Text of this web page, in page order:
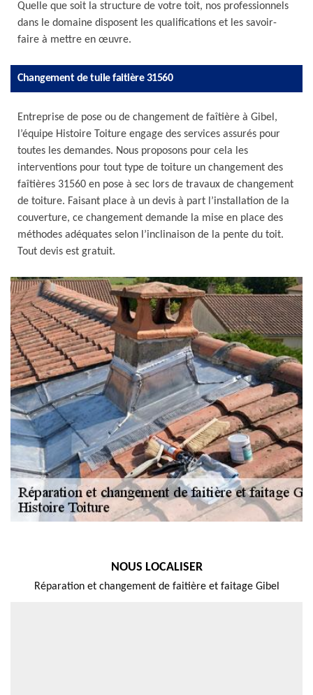
Quelle que soit la structure de votre toit, nos professionnels
dans le domaine disposent les qualifications et les savoir-
faire à mettre en œuvre.
Changement de tuile faitière 31560
Entreprise de pose ou de changement de faîtière à Gibel,
l’équipe Histoire Toiture engage des services assurés pour
toutes les demandes. Nous proposons pour cela les
interventions pour tout type de toiture un changement des
faîtières 31560 en pose à sec lors de travaux de changement
de toiture. Faisant place à un devis à part l’installation de la
couverture, ce changement demande la mise en place des
méthodes adéquates selon l’inclinaison de la pente du toit.
Tout devis est gratuit.
NOUS LOCALISER
Réparation et changement de faitière et faitage Gibel